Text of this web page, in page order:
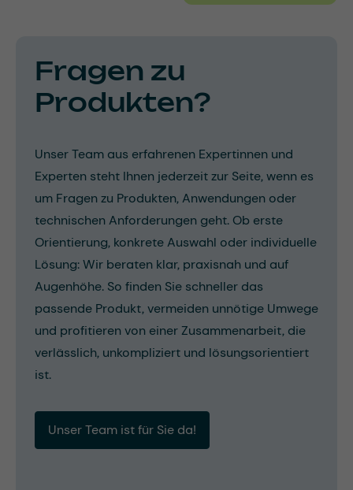
Fragen zu
Produkten?
Unser Team aus erfahrenen Expertinnen und
Experten steht Ihnen jederzeit zur Seite, wenn es
um Fragen zu Produkten, Anwendungen oder
technischen Anforderungen geht. Ob erste
Orientierung, konkrete Auswahl oder individuelle
Lösung: Wir beraten klar, praxisnah und auf
Augenhöhe. So finden Sie schneller das
passende Produkt, vermeiden unnötige Umwege
und profitieren von einer Zusammenarbeit, die
verlässlich, unkompliziert und lösungsorientiert
ist.
Unser Team ist für Sie da!